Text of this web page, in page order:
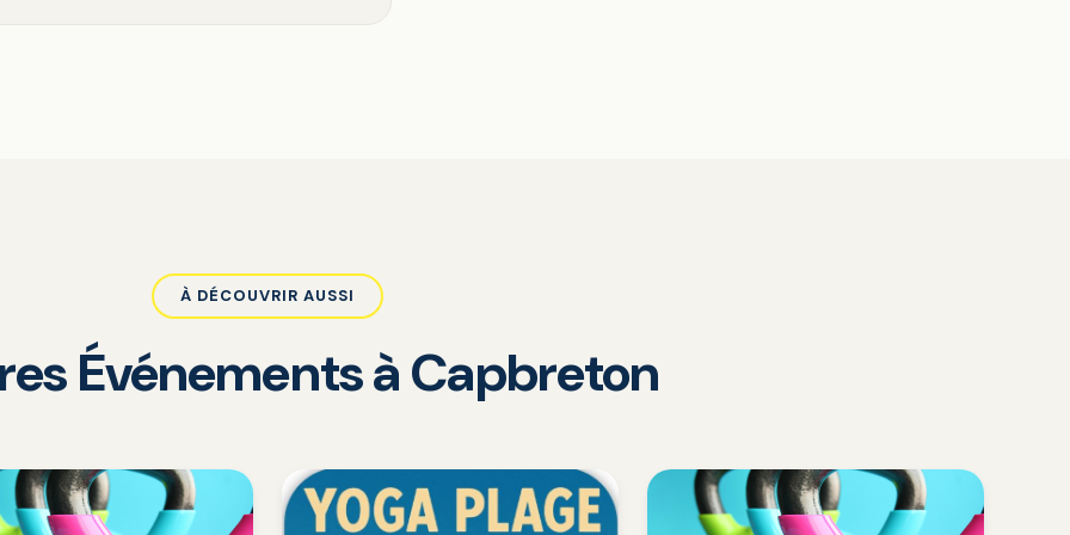
À DÉCOUVRIR AUSSI
Événements à Capbreton